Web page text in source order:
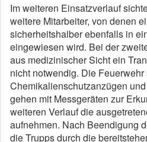
Im weiteren Einsatzverlauf
weitere Mitarbeiter, von denen
sicherheitshalber ebenfalls in
eingewiesen wird. Bei der
aus medizinischer Sicht ein
nicht notwendig. Die
Chemikalienschutzanzügen
gehen mit Messgeräten zur
weiteren Verlauf die
aufnehmen. Nach Beendigung
die Trupps durch die